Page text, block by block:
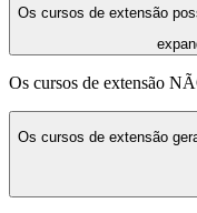
Os cursos de extensão
Os cursos de extensão
Os cursos de extensão